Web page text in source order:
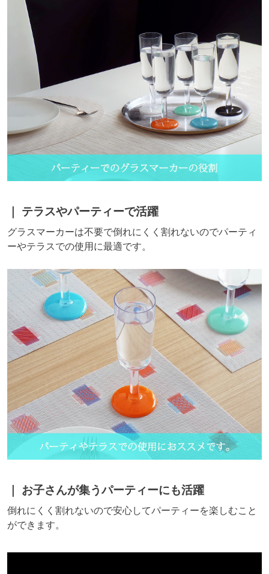
テラスやパーティーで活躍
グラスマーカーは不要で倒れにくく割れないのでパーティ
ーやテラスでの使用に最適です。
お子さんが集うパーティーにも活躍
倒れにくく割れないので安心してパーティーを楽しむこと
ができます。